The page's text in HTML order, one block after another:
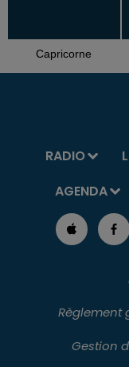
Capricorne
RADIO
AGENDA
Règlement
Gestion